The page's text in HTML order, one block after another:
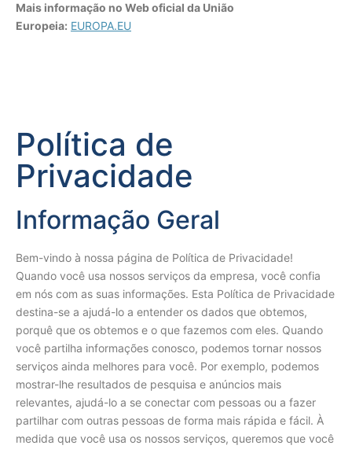
Mais informação no Web oficial da União
Europeia: EUROPA.EU
Política de
Privacidade
Informação Geral
Bem-vindo à nossa página de Política de Privacidade!
Quando você usa nossos serviços da empresa, você confia
em nós com as suas informações. Esta Política de Privacidade
destina-se a ajudá-lo a entender os dados que obtemos,
porquê que os obtemos e o que fazemos com eles. Quando
você partilha informações conosco, podemos tornar nossos
serviços ainda melhores para você. Por exemplo, podemos
mostrar-lhe resultados de pesquisa e anúncios mais
relevantes, ajudá-lo a se conectar com pessoas ou a fazer
partilhar com outras pessoas de forma mais rápida e fácil. À
medida que você usa os nossos serviços, queremos que você